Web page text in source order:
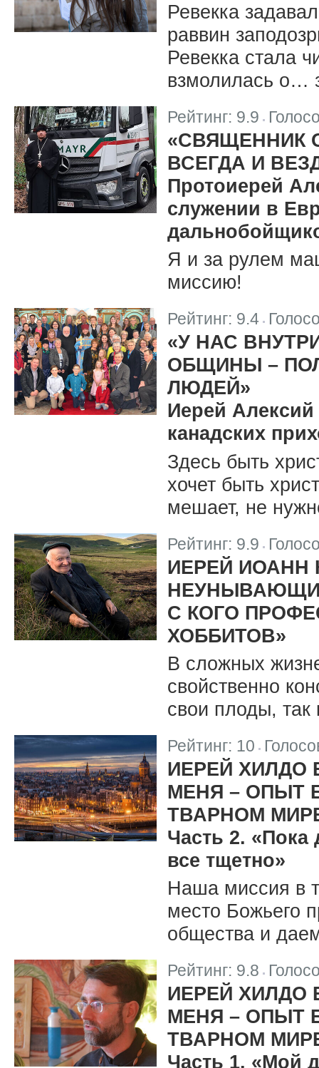
Ревекка
раввин
Ревекка стала
взмолилась о…
Рейтинг: 9.9
«СВЯЩЕННИК
ВСЕГДА И
Протоиерей
служении в
Я и за рулем
миссию!
Рейтинг: 9.4
«У НАС
ОБЩИНЫ –
ЛЮДЕЙ»
Иерей
канадских
Здесь быть
хочет быть
мешает, не
Рейтинг: 9.9 |
ИЕРЕЙ ИОАНН
С КОГО
ХОББИТОВ»
В сложных
свойственно
свои плоды, так
Рейтинг: 10 |
ИЕРЕЙ ХИЛДО
МЕНЯ – ОПЫТ
ТВАРНОМ
Часть 2.
все тщетно»
Наша миссия в
место Божьего
общества и
Рейтинг: 9.8 |
ИЕРЕЙ ХИЛДО
МЕНЯ – ОПЫТ
ТВАРНОМ
Часть 1. «Мой